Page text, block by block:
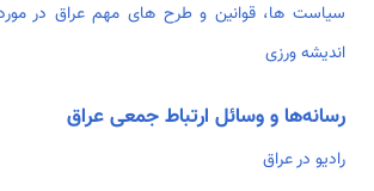
سیاست ها، قوانین و طرح های مهم عراق در
اندیشه ورزی
رسانه‌ها و وسائل ارتباط جمعی عراق
رادیو در عراق